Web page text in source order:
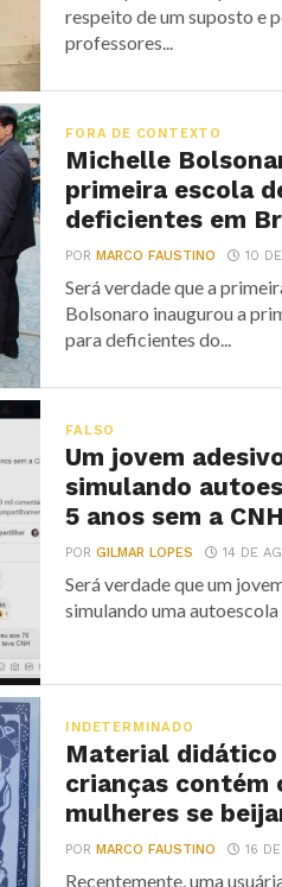
respeito de um suposto e
professores...
FORA DE CONTEXTO
Michelle
primeira escola
deficientes em
PORMARCO FAUSTINO 10
Será verdade que a
Bolsonaro inaugurou a
para deficientes do...
FALSO
Um jovem
simulando
5 anos sem a
PORGILMAR LOPES 14 DE
Será verdade que um
simulando uma autoescola
INDETERMINADO
Material
crianças contém
mulheres se
PORMARCO FAUSTINO 16
Recentemente, uma